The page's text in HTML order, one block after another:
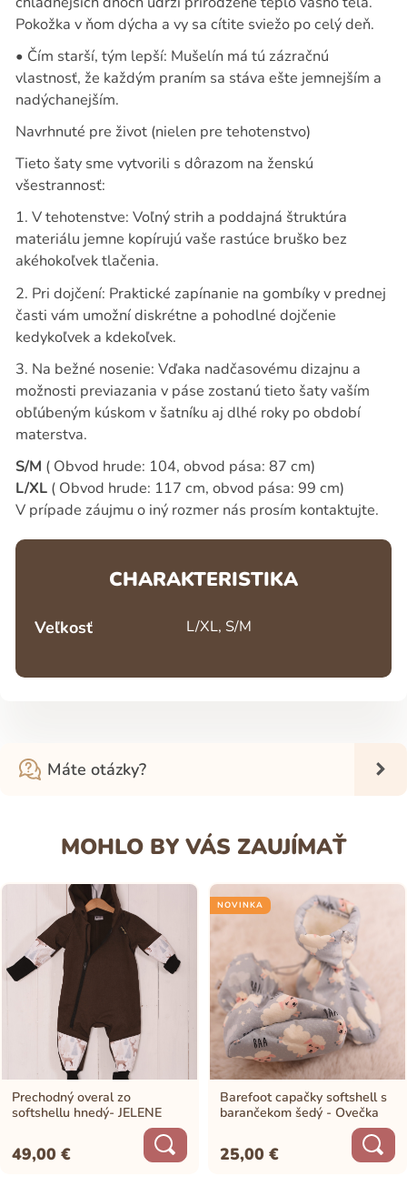
Pokožka v ňom dýcha a vy sa cítite sviežo po celý deň.
• Čím starší, tým lepší: Mušelín má tú zázračnú
vlastnosť, že každým praním sa stáva ešte jemnejším a
nadýchanejším.
Navrhnuté pre život (nielen pre tehotenstvo)
Tieto šaty sme vytvorili s dôrazom na ženskú
všestrannosť:
1. V tehotenstve: Voľný strih a poddajná štruktúra
materiálu jemne kopírujú vaše rastúce bruško bez
akéhokoľvek tlačenia.
2. Pri dojčení: Praktické zapínanie na gombíky v prednej
časti vám umožní diskrétne a pohodlné dojčenie
kedykoľvek a kdekoľvek.
3. Na bežné nosenie: Vďaka nadčasovému dizajnu a
možnosti previazania v páse zostanú tieto šaty vaším
obľúbeným kúskom v šatníku aj dlhé roky po období
materstva.
S/M ( Obvod hrude: 104, obvod pása: 87 cm)
L/XL( Obvod hrude: 117 cm, obvod pása: 99 cm)
V prípade záujmu o iný rozmer nás prosím kontaktujte.
CHARAKTERISTIKA
Veľkosť L/XL, S/M
Máte otázky?
MOHLO BY VÁS ZAUJÍMAŤ
Prechodný overal zo
softshellu hnedý- JELENE
49,00€
NOVINKA
Barefoot capačky softshell s
barančekom šedý - Ovečka
25,00€